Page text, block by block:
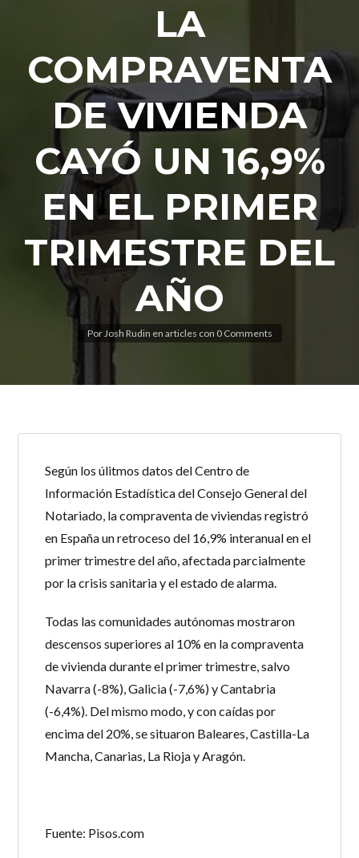
Log in
Don't have an account? Create your
account,it takes less than a minute.
Nombre de usuario
Password
Lost your password?
LA
COMPRAVENTA
DE VIVIENDA
CAYÓ UN 16,9%
EN EL PRIMER
TRIMESTRE DEL
AÑO
PorJosh Rudin en articles con 0 Comments
Según los úlitmos datos del Centro de
Información Estadística del Consejo General del
Notariado, la compraventa de viviendas registró
en España un retroceso del 16,9% interanual en el
primer trimestre del año, afectada parcialmente
por la crisis sanitaria y el estado de alarma.
Todas las comunidades autónomas mostraron
descensos superiores al 10% en la compraventa
de vivienda durante el primer trimestre, salvo
Navarra (-8%), Galicia (-7,6%) y Cantabria
(-6,4%). Del mismo modo, y con caídas por
encima del 20%, se situaron Baleares, Castilla-La
Mancha, Canarias, La Rioja y Aragón.
Fuente: Pisos.com